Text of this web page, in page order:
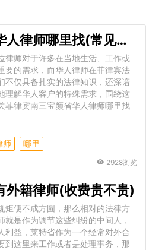
菲律宾南三宝颜省华人律师哪里找(常见业务)
律师对于许多在当地生活、工作或
要的需求，而华人律师在菲律宾法
不仅具备扎实的法律知识，还深谙
理解华人客户的特殊需求，围绕这
菲律宾南三宝颜省华人律师哪里找
师 哪里
2928浏览
外籍律师(收费贵不贵)
矩便不成方圆，那么相对的法律方
是作为调节这些纠纷的中间人，
利益，莱特省作为一个经常对外合
到这里来工作或者是处理事务，那